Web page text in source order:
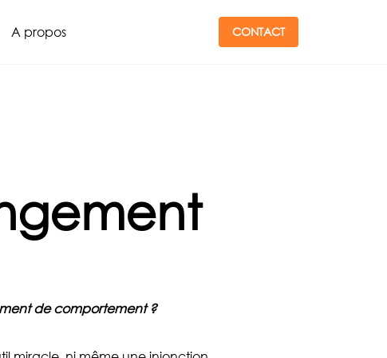
A propos CONTACT
de comportement ?